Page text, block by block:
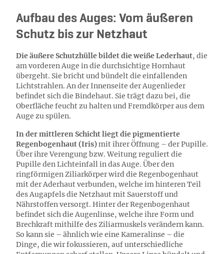
Aufbau des Auges: Vom äußeren
Schutz bis zur Netzhaut
Die äußere Schutzhülle bildet die weiße Lederhaut, die
am vorderen Auge in die durchsichtige Hornhaut
übergeht. Sie bricht und bündelt die einfallenden
Lichtstrahlen. An der Innenseite der Augenlieder
befindet sich die Bindehaut. Sie trägt dazu bei, die
Oberfläche feucht zu halten und Fremdkörper aus dem
Auge zu spülen.
In der mittleren Schicht liegt die pigmentierte
Regenbogenhaut (Iris)mit ihrer Öffnung – der Pupille.
Über ihre Verengung bzw. Weitung reguliert die
Pupille den Lichteinfall in das Auge. Über den
ringförmigen Ziliarkörper wird die Regenbogenhaut
mit der Aderhaut verbunden, welche im hinteren Teil
des Augapfels die Netzhaut mit Sauerstoff und
Nährstoffen versorgt. Hinter der Regenbogenhaut
befindet sich die Augenlinse, welche ihre Form und
Brechkraft mithilfe des Ziliarmuskels verändern kann.
So kann sie – ähnlich wie eine Kameralinse – die
Dinge, die wir fokussieren, auf unterschiedliche